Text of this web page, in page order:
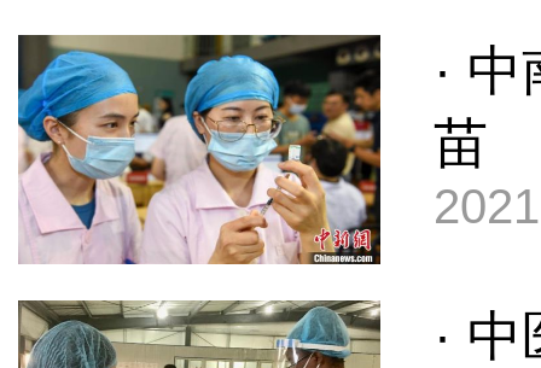
·
苗
·